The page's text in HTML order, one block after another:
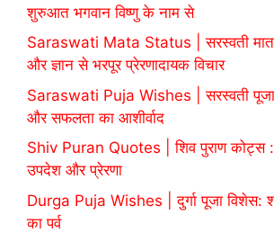
शुरुआत भगवान विष्णु के नाम से
Saraswati Mata Status | सरस्वती
और ज्ञान से भरपूर प्रेरणादायक विचार
Saraswati Puja Wishes | सरस्वती पूजा
और सफलता का आशीर्वाद
Shiv Puran Quotes | शिव पुराण कोट्स :
उपदेश और प्रेरणा
Durga Puja Wishes | दुर्गा पूजा विशेस:
का पर्व